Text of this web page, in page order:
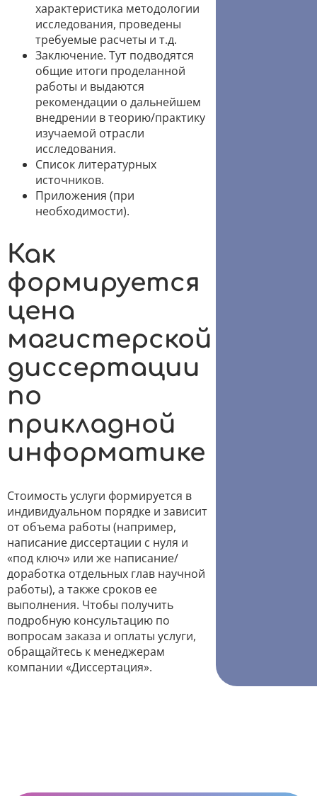
характеристика методологии
исследования, проведены
требуемые расчеты и т.д.
Заключение. Тут подводятся
общие итоги проделанной
работы и выдаются
рекомендации о дальнейшем
внедрении в теорию/практику
изучаемой отрасли
исследования.
Список литературных
источников.
Приложения (при
необходимости).
Как
формируется
цена
магистерской
диссертации
по
прикладной
информатике
Стоимость услуги формируется в
индивидуальном порядке и зависит
от объема работы (например,
написание диссертации с нуля и
«под ключ» или же написание/
доработка отдельных глав научной
работы), а также сроков ее
выполнения. Чтобы получить
подробную консультацию по
вопросам заказа и оплаты услуги,
обращайтесь к менеджерам
компании «Диссертация».